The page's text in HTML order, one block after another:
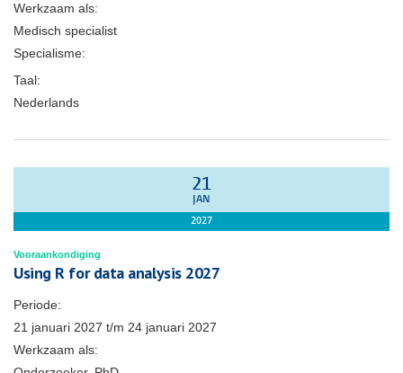
Werkzaam als:
Medisch specialist
Specialisme:
Taal:
Nederlands
21
JAN
2027
Vooraankondiging
Using R for data analysis 2027
Periode:
21 januari 2027 t/m 24 januari 2027
Werkzaam als: